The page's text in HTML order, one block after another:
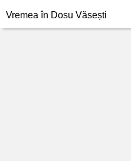
Vremea în Dosu Văsești